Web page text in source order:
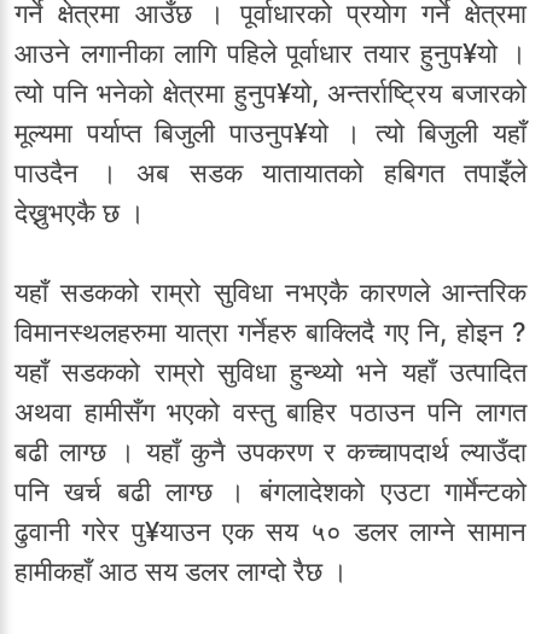
गर्ने क्षेत्रमा आउँछ । पूर्वाधारको प्रयोग गर्ने क्षेत्रमा
आउने लगानीका लागि पहिले पूर्वाधार तयार हुनुप¥यो ।
त्यो पनि भनेको क्षेत्रमा हुनुप¥यो, अन्तर्राष्ट्रिय बजारको
मूल्यमा पर्याप्त बिजुली पाउनुप¥यो । त्यो बिजुली यहाँ
पाउदैन । अब सडक यातायातको हबिगत तपाइँले
देख्नुभएकै छ ।
यहाँ सडकको राम्रो सुविधा नभएकै कारणले आन्तरिक
विमानस्थलहरुमा यात्रा गर्नेहरु बाक्लिदै गए नि, होइन ?
यहाँ सडकको राम्रो सुविधा हुन्थ्यो भने यहाँ उत्पादित
अथवा हामीसँग भएको वस्तु बाहिर पठाउन पनि लागत
बढी लाग्छ । यहाँ कुनै उपकरण र कच्चापदार्थ ल्याउँदा
पनि खर्च बढी लाग्छ । बंगलादेशको एउटा गार्मेन्टको
ढुवानी गरेर पु¥याउन एक सय ५० डलर लाग्ने सामान
हामीकहाँ आठ सय डलर लाग्दो रैछ ।